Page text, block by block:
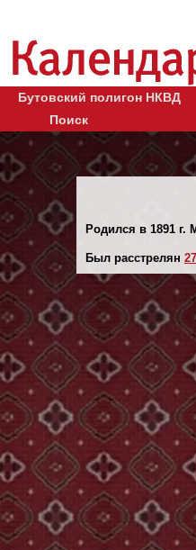
Бутовский полигон НКВД
Поиск
Родился в 1891
Был расстрелян